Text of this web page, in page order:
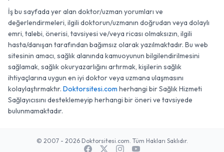
İş bu sayfada yer alan doktor/uzman yorumları ve
değerlendirmeleri, ilgili doktorun/uzmanın doğrudan veya dolaylı
emri, talebi, önerisi, tavsiyesi ve/veya ricası olmaksızın, ilgili
hasta/danışan tarafından bağımsız olarak yazılmaktadır. Bu web
sitesinin amacı, sağlık alanında kamuoyunun bilgilendirilmesini
sağlamak, sağlık okuryazarlığını artırmak, kişilerin sağlık
ihtiyaçlarına uygun en iyi doktor veya uzmana ulaşmasını
kolaylaştırmaktır. Doktorsitesi.com herhangi bir Sağlık Hizmeti
Sağlayıcısını desteklemeyip herhangi bir öneri ve tavsiyede
bulunmamaktadır.
© 2007 - 2026 Doktorsitesi.com. Tüm Hakları Saklıdır.